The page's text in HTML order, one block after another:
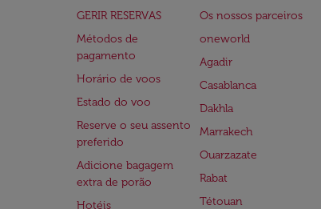
GERIR RESERVAS
Métodos de
pagamento
Horário de voos
Estado do voo
Reserve o seu assento
preferido
Adicione bagagem
extra de porão
Hotéis
Os nossos parceiros
oneworld
Agadir
Casablanca
Dakhla
Marrakech
Ouarzazate
Rabat
Tétouan